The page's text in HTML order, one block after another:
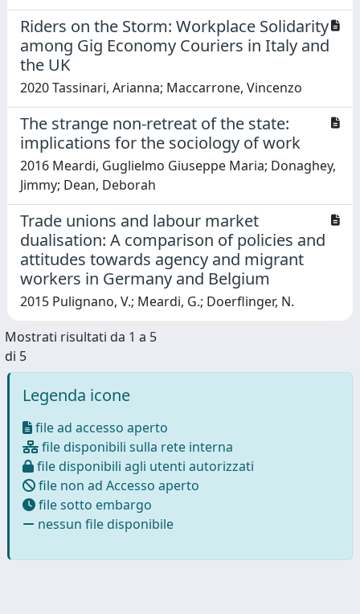
Riders on the Storm: Workplace Solidarity
among Gig Economy Couriers in Italy and
the UK
2020 Tassinari, Arianna; Maccarrone, Vincenzo
The strange non-retreat of the state:
implications for the sociology of work
2016 Meardi, Guglielmo Giuseppe Maria; Donaghey,
Jimmy; Dean, Deborah
Trade unions and labour market
dualisation: A comparison of policies and
attitudes towards agency and migrant
workers in Germany and Belgium
2015 Pulignano, V.; Meardi, G.; Doerflinger, N.
Mostrati risultati da 1 a 5
di 5
Legenda icone
file ad accesso aperto
file disponibili sulla rete interna
file disponibili agli utenti autorizzati
file non ad Accesso aperto
file sotto embargo
nessun file disponibile